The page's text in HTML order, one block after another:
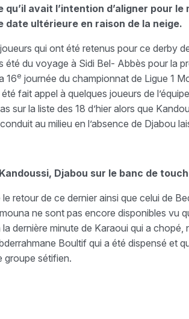
qu’il avait l’intention d’aligner pour
date ultérieure en raison de la neige.
qui ont été retenus pour ce derby
été du voyage à Sidi Bel- Abbès pour la
16e journée du championnat de Ligue 1
fait appel à quelques joueurs de
sur la liste des 18 d’hier alors que
au milieu en l’absence de Djabou
Djabou sur le banc de
retour de ce dernier ainsi que celui de
ne sont pas encore disponibles vu
dernière minute de Karaoui qui a chopé,
Boultif qui a été dispensé et
groupe sétifien.